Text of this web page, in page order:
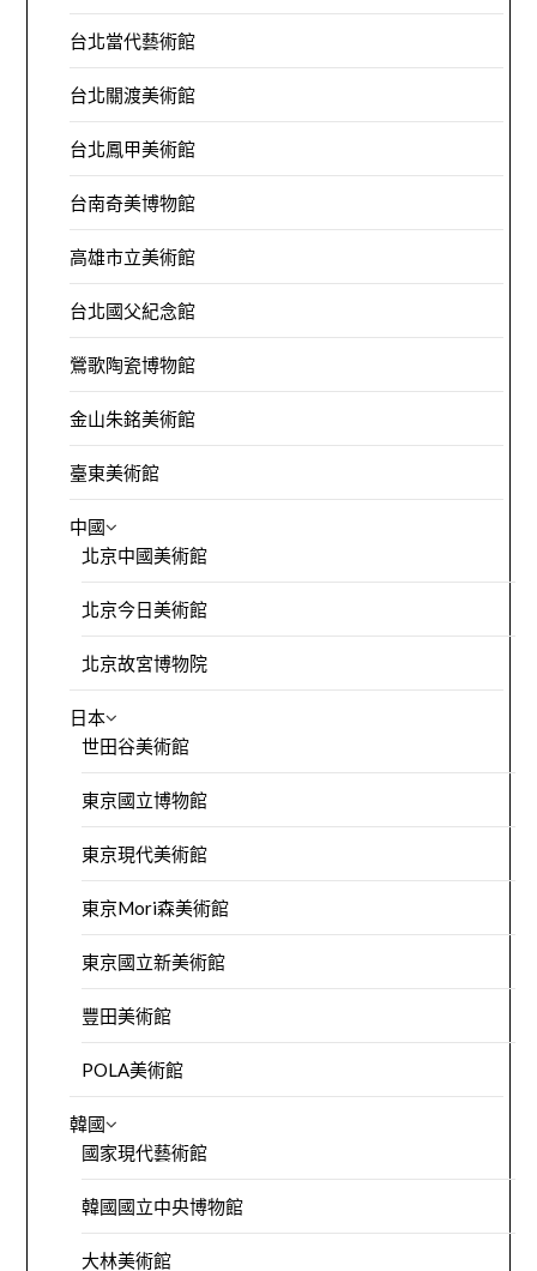
台北當代藝術館
台北關渡美術館
台北鳳甲美術館
台南奇美博物館
高雄市立美術館
台北國父紀念館
鶯歌陶瓷博物館
金山朱銘美術館
臺東美術館
中國
北京中國美術館
北京今日美術館
北京故宮博物院
日本
世田谷美術館
東京國立博物館
東京現代美術館
東京Mori森美術館
東京國立新美術館
豐田美術館
POLA美術館
韓國
國家現代藝術館
韓國國立中央博物館
大林美術館